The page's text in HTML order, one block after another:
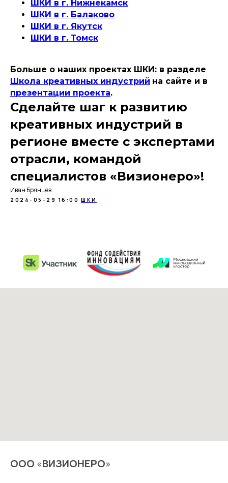
ШКИ в г. Нижнекамск
ШКИ в г. Балаково
ШКИ в г. Якутск
ШКИ в г. Томск
Больше о наших проектах ШКИ: в разделе
Школа креативных индустрий на сайте и в
презентации проекта.
Сделайте шаг к развитию
креативных индустрий в
регионе вместе с экспертами
отрасли, командой
специалистов «Визионеро»!
Иван Брянцев
2024-05-29 16:00 ШКИ
ООО «ВИЗИОНЕРО»